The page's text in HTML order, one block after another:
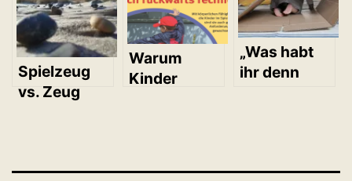
Spielzeug
vs. Zeug
Warum
Kinder
„Was habt
ihr denn